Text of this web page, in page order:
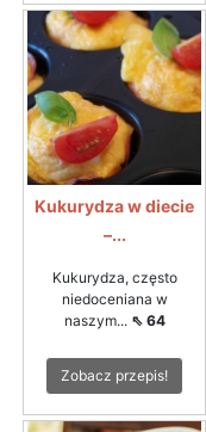
Kukurydza w diecie
–...
Kukurydza, często
niedoceniana w
naszym... ⇖ 64
Zobacz przepis!